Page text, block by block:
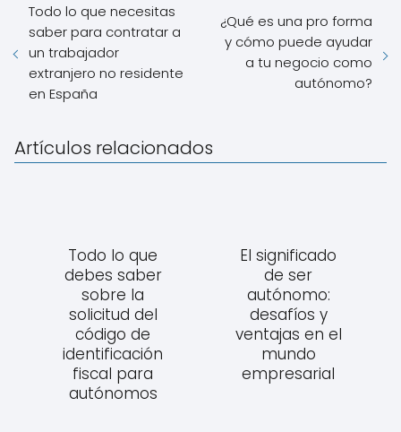
Todo lo que necesitas
saber para contratar a
un trabajador
extranjero no residente
en España
¿Qué es una pro forma
y cómo puede ayudar
a tu negocio como
autónomo?
Artículos relacionados
Todo lo que
debes saber
sobre la
solicitud del
código de
identificación
fiscal para
autónomos
El significado
de ser
autónomo:
desafíos y
ventajas en el
mundo
empresarial